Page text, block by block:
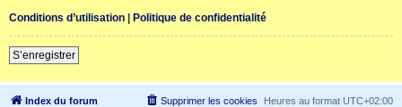
Conditions d’utilisation | Politique de confidentialité
S’enregistrer
Index du forum Heures au format UTC+02:00
Supprimer les cookies